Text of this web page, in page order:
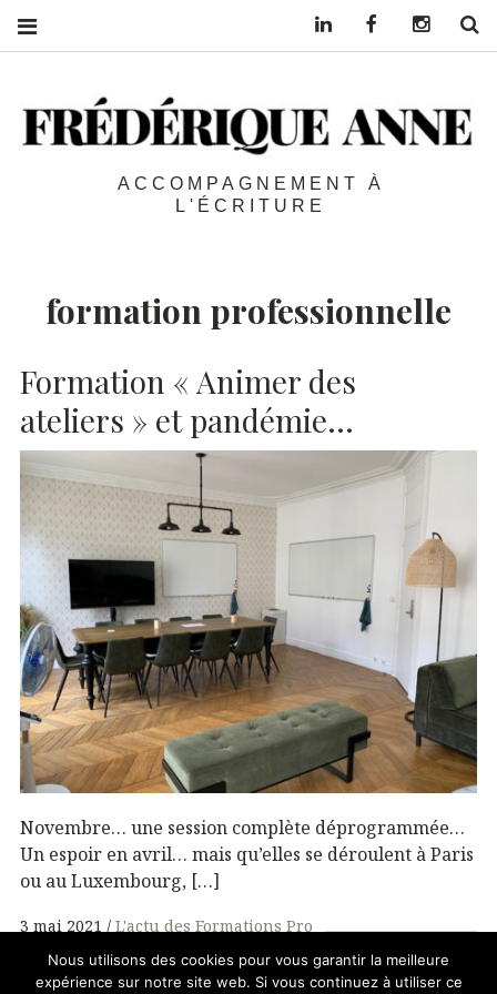
ACCOMPAGNEMENT À
L'ÉCRITURE
formation professionnelle
Formation « Animer des
ateliers » et pandémie…
Novembre… une session complète déprogrammée…
Un espoir en avril… mais qu’elles se déroulent à Paris
ou au Luxembourg, […]
3 mai 2021 L'actu des Formations Pro
© 2026 . - Treize images
Linkedin Facebook
Nous utilisons des cookies pour vous garantir la meilleure
expérience sur notre site web. Si vous continuez à utiliser ce